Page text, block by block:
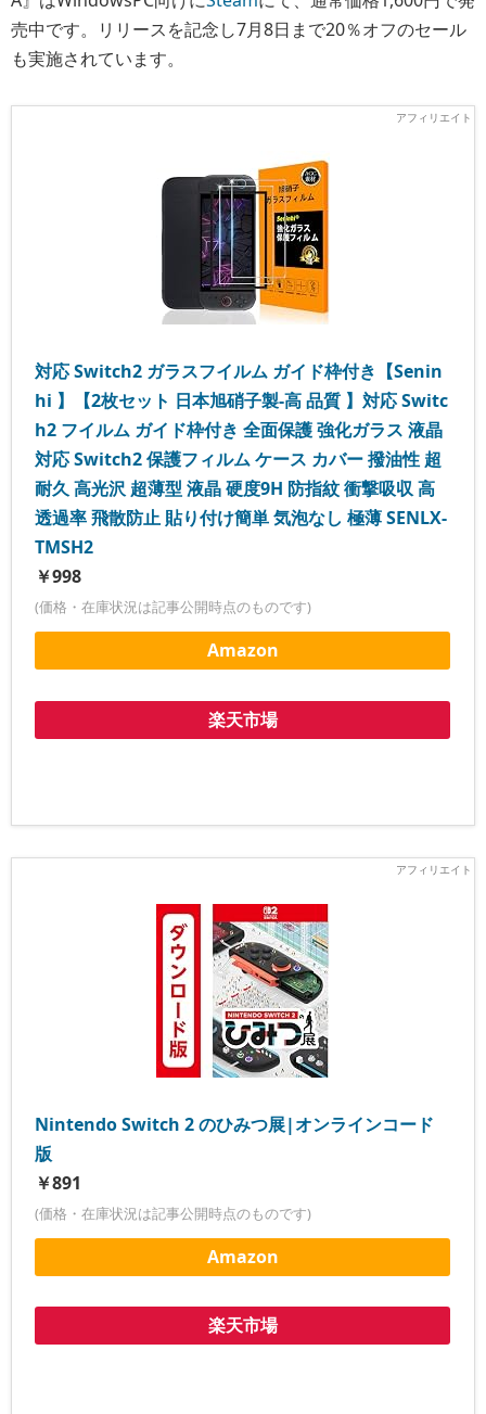
売中です。リリースを記念し7月8日まで20％オフのセール
も実施されています。
対応 Switch2 ガラスフイルム ガイド枠付き【Senin
hi 】【2枚セット 日本旭硝子製-高 品質 】対応 Switc
h2 フイルム ガイド枠付き 全面保護 強化ガラス 液晶
対応 Switch2 保護フィルム ケース カバー 撥油性 超
耐久 高光沢 超薄型 液晶 硬度9H 防指紋 衝撃吸収 高
透過率 飛散防止 貼り付け簡単 気泡なし 極薄 SENLX-
TMSH2
￥998
(価格・在庫状況は記事公開時点のものです)
Amazon
楽天市場
Nintendo Switch 2 のひみつ展|オンラインコード
版
￥891
(価格・在庫状況は記事公開時点のものです)
Amazon
楽天市場